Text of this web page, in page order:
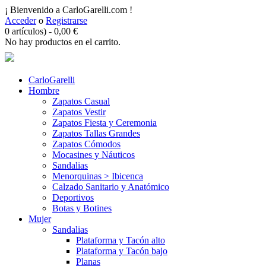
¡ Bienvenido a CarloGarelli.com !
Accedero Registrarse
0 artículos) - 0,00 €
No hay productos en el carrito.
CarloGarelli
Hombre
Zapatos Casual
Zapatos Vestir
Zapatos Fiesta y Ceremonia
Zapatos Tallas Grandes
Zapatos Cómodos
Mocasines y Náuticos
Sandalias
Menorquinas > Ibicenca
Calzado Sanitario y Anatómico
Deportivos
Botas y Botines
Mujer
Sandalias
Plataforma y Tacón alto
Plataforma y Tacón bajo
Planas